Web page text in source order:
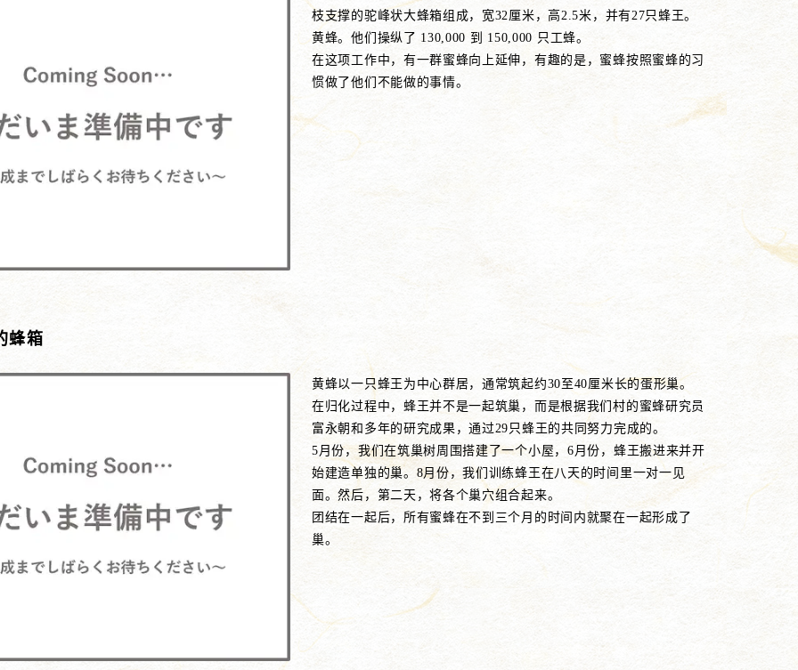
枝支撑的驼峰状大蜂箱组成，宽32厘米，高2.5米，并有27只蜂王。
黄蜂。他们操纵了 130,000 到 150,000 只工蜂。
在这项工作中，有一群蜜蜂向上延伸，有趣的是，蜜蜂按照蜜蜂的习
惯做了他们不能做的事情。
蜂箱
黄蜂以一只蜂王为中心群居，通常筑起约30至40厘米长的蛋形巢。
在归化过程中，蜂王并不是一起筑巢，而是根据我们村的蜜蜂研究员
富永朝和多年的研究成果，通过29只蜂王的共同努力完成的。
5月份，我们在筑巢树周围搭建了一个小屋，6月份，蜂王搬进来并开
始建造单独的巢。8月份，我们训练蜂王在八天的时间里一对一见
面。然后，第二天，将各个巢穴组合起来。
团结在一起后，所有蜜蜂在不到三个月的时间内就聚在一起形成了
巢。